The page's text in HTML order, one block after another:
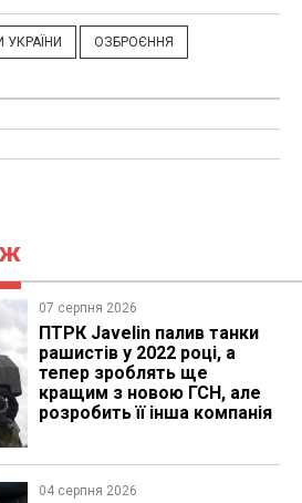
УКРАЇНИ ОЗБРОЄННЯ
07 серпня 2026
ПТРК Javelin палив танки
рашистів у 2022 році, а
тепер зроблять ще
кращим з новою ГСН, але
розробить її інша компанія
04 серпня 2026